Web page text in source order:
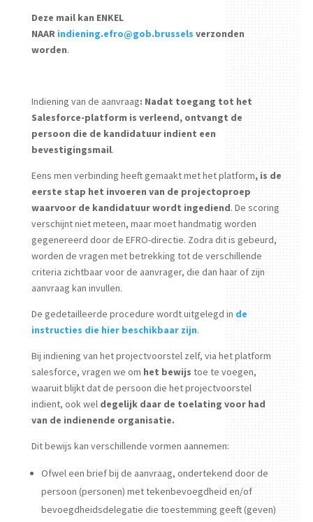
Deze mail kan ENKEL
NAAR indiening.efro@gob.brussels verzonden
worden.
Indiening van de aanvraag: Nadat toegang tot het
Salesforce-platform is verleend, ontvangt de
persoon die de kandidatuurindient een
bevestigingsmail.
Eens men verbinding heeft gemaakt met het platform, is de
eerste stap het invoeren van de projectoproep
waarvoor de kandidatuurwordt ingediend. De scoring
verschijnt niet meteen, maar moet handmatig worden
gegenereerd door de EFRO-directie. Zodra dit is gebeurd,
worden de vragen met betrekking tot de verschillende
criteria zichtbaar voor de aanvrager, die dan haar of zijn
aanvraag kan invullen.
De gedetailleerde procedure wordt uitgelegd in de
instructies die hier beschikbaar zijn.
Bij indiening van het projectvoorstel zelf, via het platform
salesforce, vragen we om het bewijs toe te voegen,
waaruit blijkt dat de persoon die het projectvoorstel
indient, ook wel degelijk daar de toelating voor had
van de indienende organisatie.
Dit bewijs kan verschillende vormen aannemen:
Ofwel een brief bij de aanvraag, ondertekend door de
persoon (personen) met tekenbevoegdheid en/of
bevoegdheidsdelegatie die toestemming geeft (geven)